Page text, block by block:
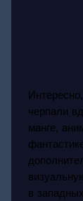
черпали
манге,
в